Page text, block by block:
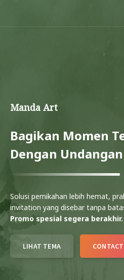
Manda Art
Bagikan Momen
Dengan
Solusi pernikahan lebih hemat,
invitation yang disebar tanpa
Promo spesial segera
LIHAT TEMA